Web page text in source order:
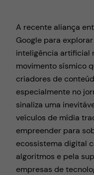
A recente aliança
Google para
inteligência artificial
movimento sísmico
criadores de
especialmente no
sinaliza uma
veículos de mídia
empreender para
ecossistema digital
algoritmos e pela
empresas de